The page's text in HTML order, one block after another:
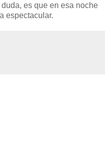
es que en esa noche
espectacular.